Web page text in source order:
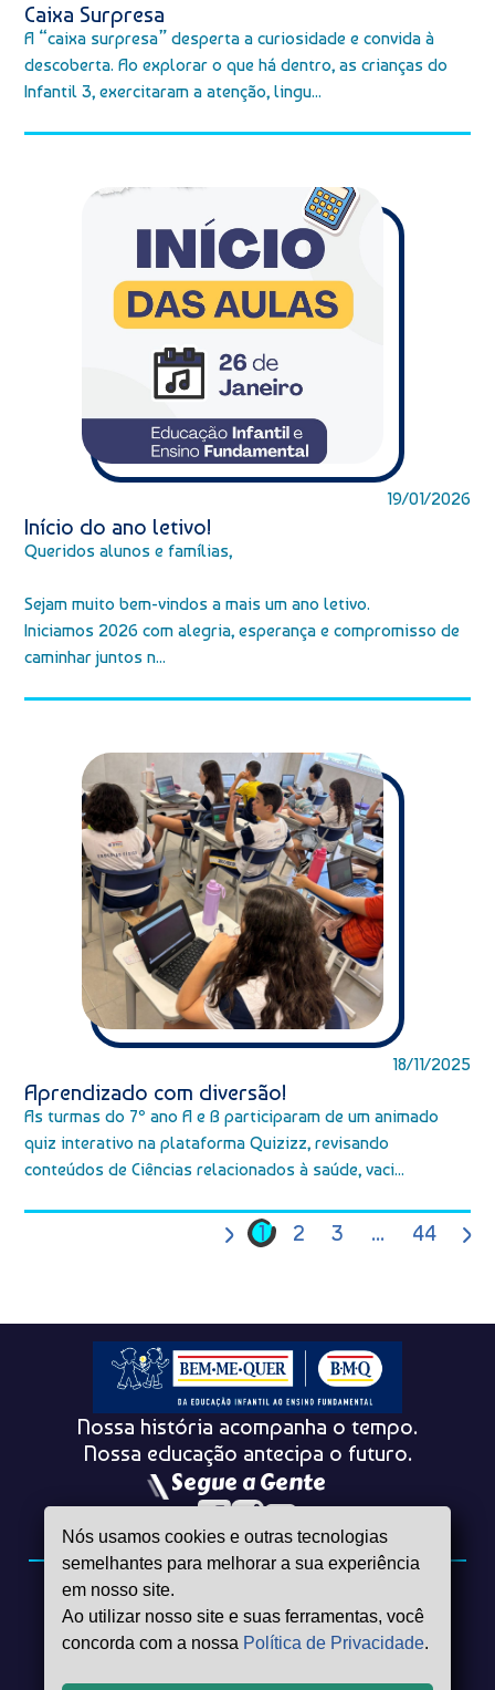
Caixa Surpresa
A “caixa surpresa” desperta a curiosidade e convida à
descoberta. Ao explorar o que há dentro, as crianças do
Infantil 3, exercitaram a atenção, lingu...
19/01/2026
Início do ano letivo!
Queridos alunos e famílias,
Sejam muito bem-vindos a mais um ano letivo.
Iniciamos 2026 com alegria, esperança e compromisso de
caminhar juntos n...
18/11/2025
Aprendizado com diversão!
As turmas do 7º ano A e B participaram de um animado
quiz interativo na plataforma Quizizz, revisando
conteúdos de Ciências relacionados à saúde, vaci...
1 2 3 ... 44
Nossa história acompanha o tempo.
Nossa educação antecipa o futuro.
Segue a Gente
Nossos Contatos
(81) 99956-0271
(81) 99956–0288
secretaria.1@escolabemmequer.com
Nós usamos cookies e outras tecnologias
semelhantes para melhorar a sua experiência
em nosso site.
Ao utilizar nosso site e suas ferramentas, você
concorda com a nossa Política de Privacidade.